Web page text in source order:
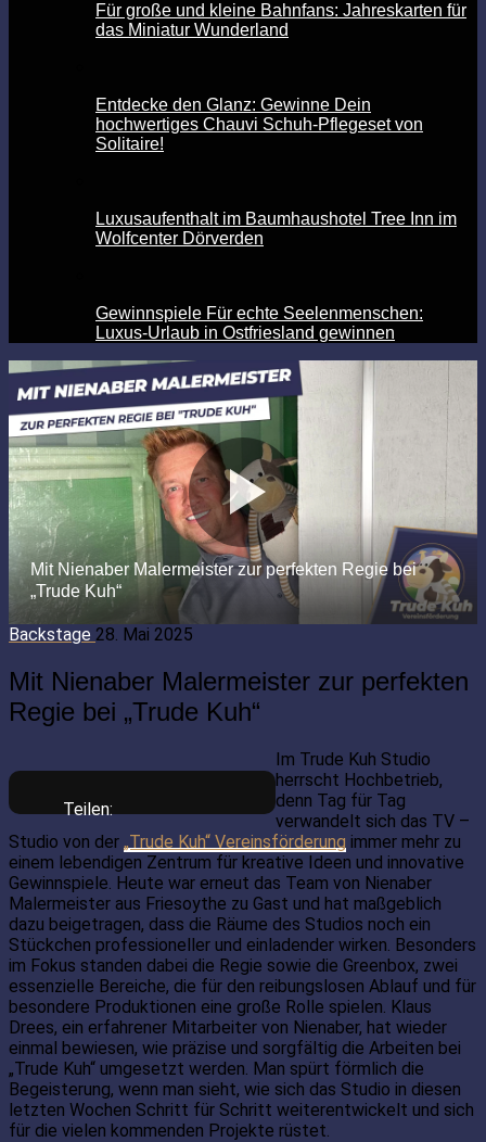
Für große und kleine Bahnfans: Jahreskarten für
das Miniatur Wunderland
Entdecke den Glanz: Gewinne Dein
hochwertiges Chauvi Schuh-Pflegeset von
Solitaire!
Luxusaufenthalt im Baumhaushotel Tree Inn im
Wolfcenter Dörverden
Gewinnspiele Für echte Seelenmenschen:
Luxus-Urlaub in Ostfriesland gewinnen
Backstage 28. Mai 2025
Mit Nienaber Malermeister zur perfekten
Regie bei „Trude Kuh“
Teilen:
Im Trude Kuh Studio
herrscht Hochbetrieb,
denn Tag für Tag
verwandelt sich das TV –
Studio von der „Trude Kuh“ Vereinsförderung immer mehr zu
einem lebendigen Zentrum für kreative Ideen und innovative
Gewinnspiele. Heute war erneut das Team von Nienaber
Malermeister aus Friesoythe zu Gast und hat maßgeblich
dazu beigetragen, dass die Räume des Studios noch ein
Stückchen professioneller und einladender wirken. Besonders
im Fokus standen dabei die Regie sowie die Greenbox, zwei
essenzielle Bereiche, die für den reibungslosen Ablauf und für
besondere Produktionen eine große Rolle spielen. Klaus
Drees, ein erfahrener Mitarbeiter von Nienaber, hat wieder
einmal bewiesen, wie präzise und sorgfältig die Arbeiten bei
„Trude Kuh“ umgesetzt werden. Man spürt förmlich die
Begeisterung, wenn man sieht, wie sich das Studio in diesen
letzten Wochen Schritt für Schritt weiterentwickelt und sich
für die vielen kommenden Projekte rüstet.